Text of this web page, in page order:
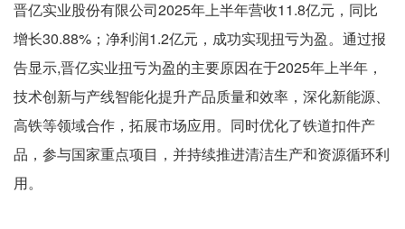
晋亿实业股份有限公司2025年上半年营收11.8亿元，同比
增长30.88%；净利润1.2亿元，成功实现扭亏为盈。通过报
告显示,晋亿实业扭亏为盈的主要原因在于2025年上半年，
技术创新与产线智能化提升产品质量和效率，深化新能源、
高铁等领域合作，拓展市场应用。同时优化了铁道扣件产
品，参与国家重点项目，并持续推进清洁生产和资源循环利
用。